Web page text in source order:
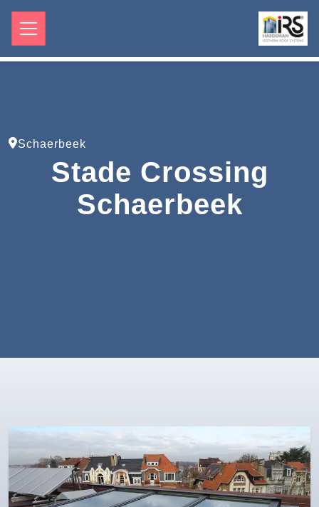
Schaerbeek
Stade Crossing
Schaerbeek